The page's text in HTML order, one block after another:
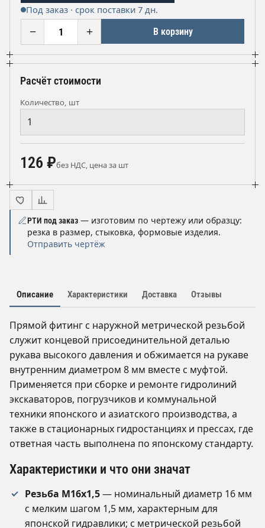
Под заказ · срок поставки 7 дн.
− + В корзину
Расчёт стоимости
Количество, шт
126 ₽без НДС, цена за шт
РТИ под заказ — изготовим по чертежу или образцу:
резка в размер, стыковка, формовые изделия.
Отправить чертёж
Описание Характеристики Доставка Отзывы
Прямой фитинг с наружной метрической резьбой
служит концевой присоединительной деталью
рукава высокого давления и обжимается на рукаве
внутренним диаметром 8 мм вместе с муфтой.
Применяется при сборке и ремонте гидролиний
экскаваторов, погрузчиков и коммунальной
техники японского и азиатского производства, а
также в стационарных гидростанциях и прессах, где
ответная часть выполнена по японскому стандарту.
Характеристики и что они значат
Резьба М16х1,5— номинальный диаметр 16 мм
с мелким шагом 1,5 мм, характерным для
японской гидравлики; с метрической резьбой